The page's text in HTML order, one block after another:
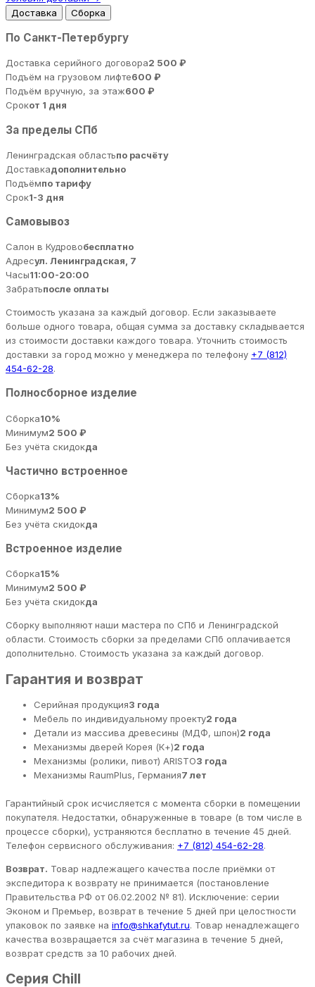
Доставка
Сборка
По Санкт-Петербургу
Доставка серийного договора2 500 ₽
Подъём на грузовом лифте600 ₽
Подъём вручную, за этаж600 ₽
Срокот 1 дня
За пределы СПб
Ленинградская областьпо расчёту
Доставкадополнительно
Подъёмпо тарифу
Срок1-3 дня
Самовывоз
Салон в Кудровобесплатно
Адресул. Ленинградская, 7
Часы11:00-20:00
Забратьпосле оплаты
Стоимость указана за каждый договор. Если заказываете
больше одного товара, общая сумма за доставку складывается
из стоимости доставки каждого товара. Уточнить стоимость
доставки за город можно у менеджера по телефону +7 (812)
454-62-28.
Полносборное изделие
Сборка10%
Минимум2 500 ₽
Без учёта скидокда
Частично встроенное
Сборка13%
Минимум2 500 ₽
Без учёта скидокда
Встроенное изделие
Сборка15%
Минимум2 500 ₽
Без учёта скидокда
Сборку выполняют наши мастера по СПб и Ленинградской
области. Стоимость сборки за пределами СПб оплачивается
дополнительно. Стоимость указана за каждый договор.
Гарантия и возврат
Серийная продукция3 года
Мебель по индивидуальному проекту2 года
Детали из массива древесины (МДФ, шпон)2 года
Механизмы дверей Корея (К+)2 года
Механизмы (ролики, пивот) ARISTO3 года
Механизмы RaumPlus, Германия7 лет
Гарантийный срок исчисляется с момента сборки в помещении
покупателя. Недостатки, обнаруженные в товаре (в том числе в
процессе сборки), устраняются бесплатно в течение 45 дней.
Телефон сервисного обслуживания: +7 (812) 454-62-28.
Возврат. Товар надлежащего качества после приёмки от
экспедитора к возврату не принимается (постановление
Правительства РФ от 06.02.2002 № 81). Исключение: серии
Эконом и Премьер, возврат в течение 5 дней при целостности
упаковок по заявке на info@shkafytut.ru. Товар ненадлежащего
качества возвращается за счёт магазина в течение 5 дней,
возврат средств за 10 рабочих дней.
Серия Chill